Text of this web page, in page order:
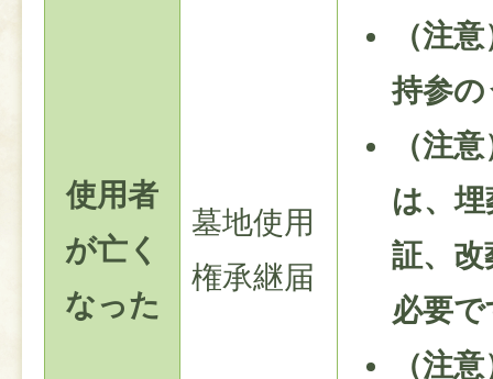
使用者
が亡く
なった
墓地使用
権承継届
（注
持参
（注
は、
証、改
必要
（注